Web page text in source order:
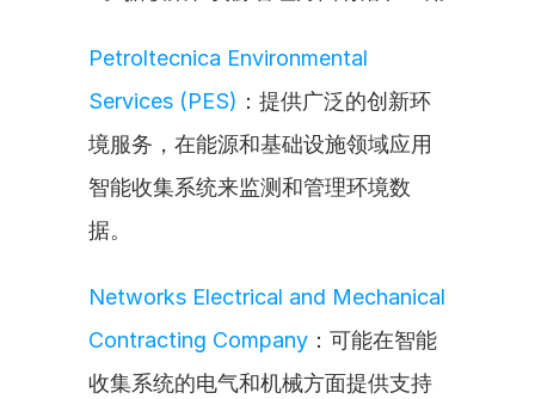
Petroltecnica Environmental
Services (PES) ：提供广泛的创新环
境服务，在能源和基础设施领域应用
智能收集系统来监测和管理环境数
据。
Networks Electrical and Mechanical
Contracting Company ：可能在智能
收集系统的电气和机械方面提供支持